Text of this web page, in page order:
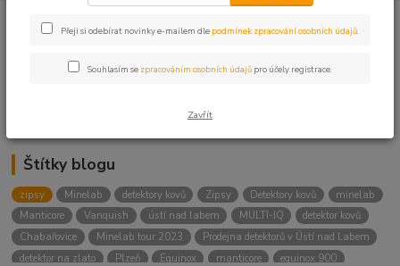
Kategorie blogu
Detektory
Štítky blogu
zipsy Minelab detektory kovů Zipsy Detektory kovů
minelab
Manticore
Vanquish ústí nad labem MULTI-IQ
detektor kovů
Chabařovice
Minelab tour 2023
Prodejna detektorů v Ústí nad Labem
detektor na zlato
Plzeň Equinox manticore
equinox 900
Přeji si odebírat novinky e-mailem dle podmínek zpracování osobních údajů.
Souhlasím se zpracováním osobních údajů pro účely registrace.
Zavřít